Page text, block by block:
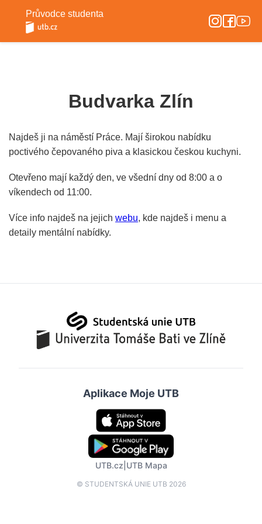
Průvodce studenta
Budvarka Zlín
Najdeš ji na náměstí Práce. Mají širokou nabídku
poctivého čepovaného piva a klasickou českou kuchyni.
Otevřeno mají každý den, ve všední dny od 8:00 a o
víkendech od 11:00.
Více info najdeš na jejich webu, kde najdeš i menu a
detaily mentální nabídky.
Aplikace Moje UTB
UTB.cz UTB Mapa
© STUDENTSKÁ UNIE UTB 2026